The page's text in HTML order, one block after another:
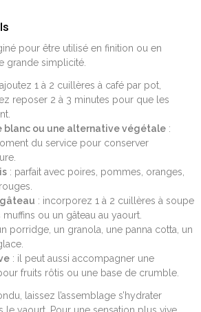
pour être utilisé en finition ou en
grande simplicité.
1 à 2 cuillères à café par pot,
reposer 2 à 3 minutes pour que les
blanc ou une alternative végétale:
du service pour conserver
: parfait avec poires, pommes, oranges,
: incorporez 1 à 2 cuillères à soupe
ou un gâteau au yaourt.
porridge, un granola, une panna cotta, un
: il peut aussi accompagner une
fruits rôtis ou une base de crumble.
laissez l’assemblage s’hydrater